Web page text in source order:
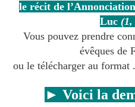
le récit de
Luc (1,
Vous pouvez prendre
évêques de
ou le télécharger au
► Voici la